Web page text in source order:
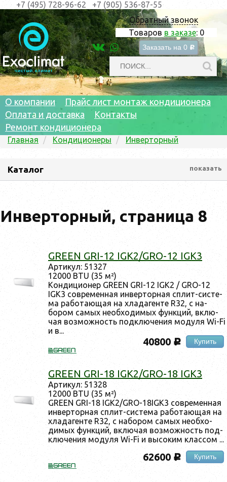
Обратный звонок
Товаров в заказе: 0
Заказать на 0 c
+7 (495) 728-96-62 +7 (905) 536-87-55
О компании
Прайс лист монтаж кондиционера
Оплата и доставка
Контакты
Ремонт кондиционера
Главная Кондиционеры Инверторный
Каталог показать
Инверторный, страница 8
GREEN GRI-12 IGK2/GRO-12 IGK3
Ар­ти­кул: 51327
12000 BTU (35 м²)
Кон­ди­ци­онер GREEN GRI-12 IGK2 / GRO-12
IGK3 сов­ре­мен­ная ин­вертор­ная сплит-сис­те­
ма ра­бота­ющая на хла­даген­те R32, с на­
бором са­мых не­об­хо­димых фун­кций, вклю­
чая воз­можность под­клю­чения мо­дуля Wi-Fi
и в...
40800 c Купить
GREEN GRI-18 IGK2/GRO-18 IGK3
Ар­ти­кул: 51328
12000 BTU (35 м²)
GREEN GRI-18 IGK2/GRO-18IGK3 сов­ре­мен­ная
ин­вертор­ная сплит-сис­те­ма ра­бота­ющая на
хла­даген­те R32, с на­бором са­мых не­об­хо­
димых фун­кций, вклю­чая воз­можность под­
клю­чения мо­дуля Wi-Fi и вы­соким клас­сом ...
62600c Купить